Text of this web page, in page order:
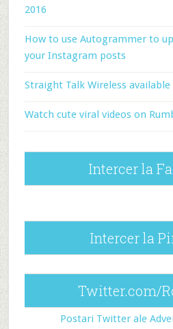
2016
How to use Autogrammer to
your Instagram posts
Straight Talk Wireless
Watch cute viral videos on
Intercer la
Intercer la
Twitter.com/
Postari Twitter ale